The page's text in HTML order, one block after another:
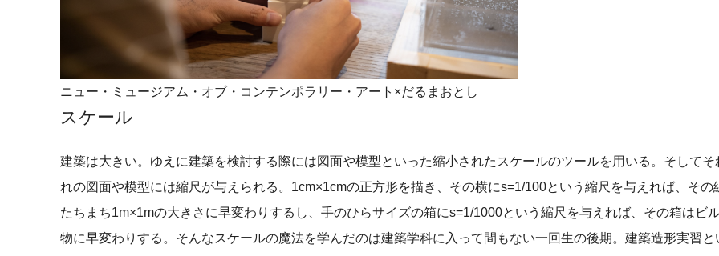
ニュー・ミュージアム・オブ・コンテンポラリー・アート×だるまおとし
スケール
建築は大きい。ゆえに建築を検討する際には図面や模型といった縮小されたスケールのツールを用いる。そしてそ
れの図面や模型には縮尺が与えられる。1cm×1cmの正方形を描き、その横にs=1/100という縮尺を与えれば、その
たちまち1m×1mの大きさに早変わりするし、手のひらサイズの箱にs=1/1000という縮尺を与えれば、その箱はビ
物に早変わりする。そんなスケールの魔法を学んだのは建築学科に入って間もない一回生の後期。建築造形実習と